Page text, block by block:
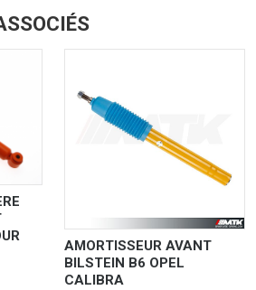
AMORTISSEUR AVANT
BILSTEIN B6 OPEL
CALIBRA